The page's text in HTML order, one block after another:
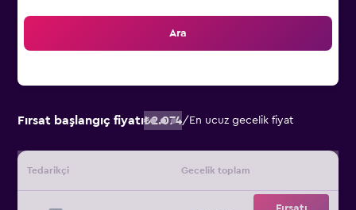
Ara
Fırsat başlangıç fiyatı₺2.074/ En ucuz gecelik fiyat
Tedarikçi Gecelik toplam